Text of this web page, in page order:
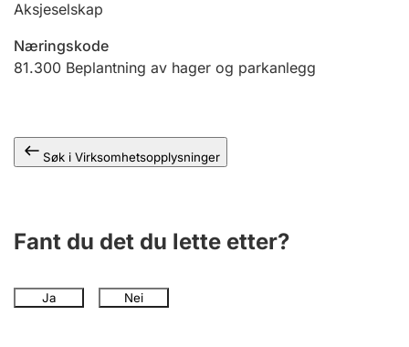
Offentlig sektor
Aksjeselskap
Næringskode
81.300 Beplantning av hager og parkanlegg
Søk i Virksomhetsopplysninger
Fant du det du lette etter?
Ja Nei